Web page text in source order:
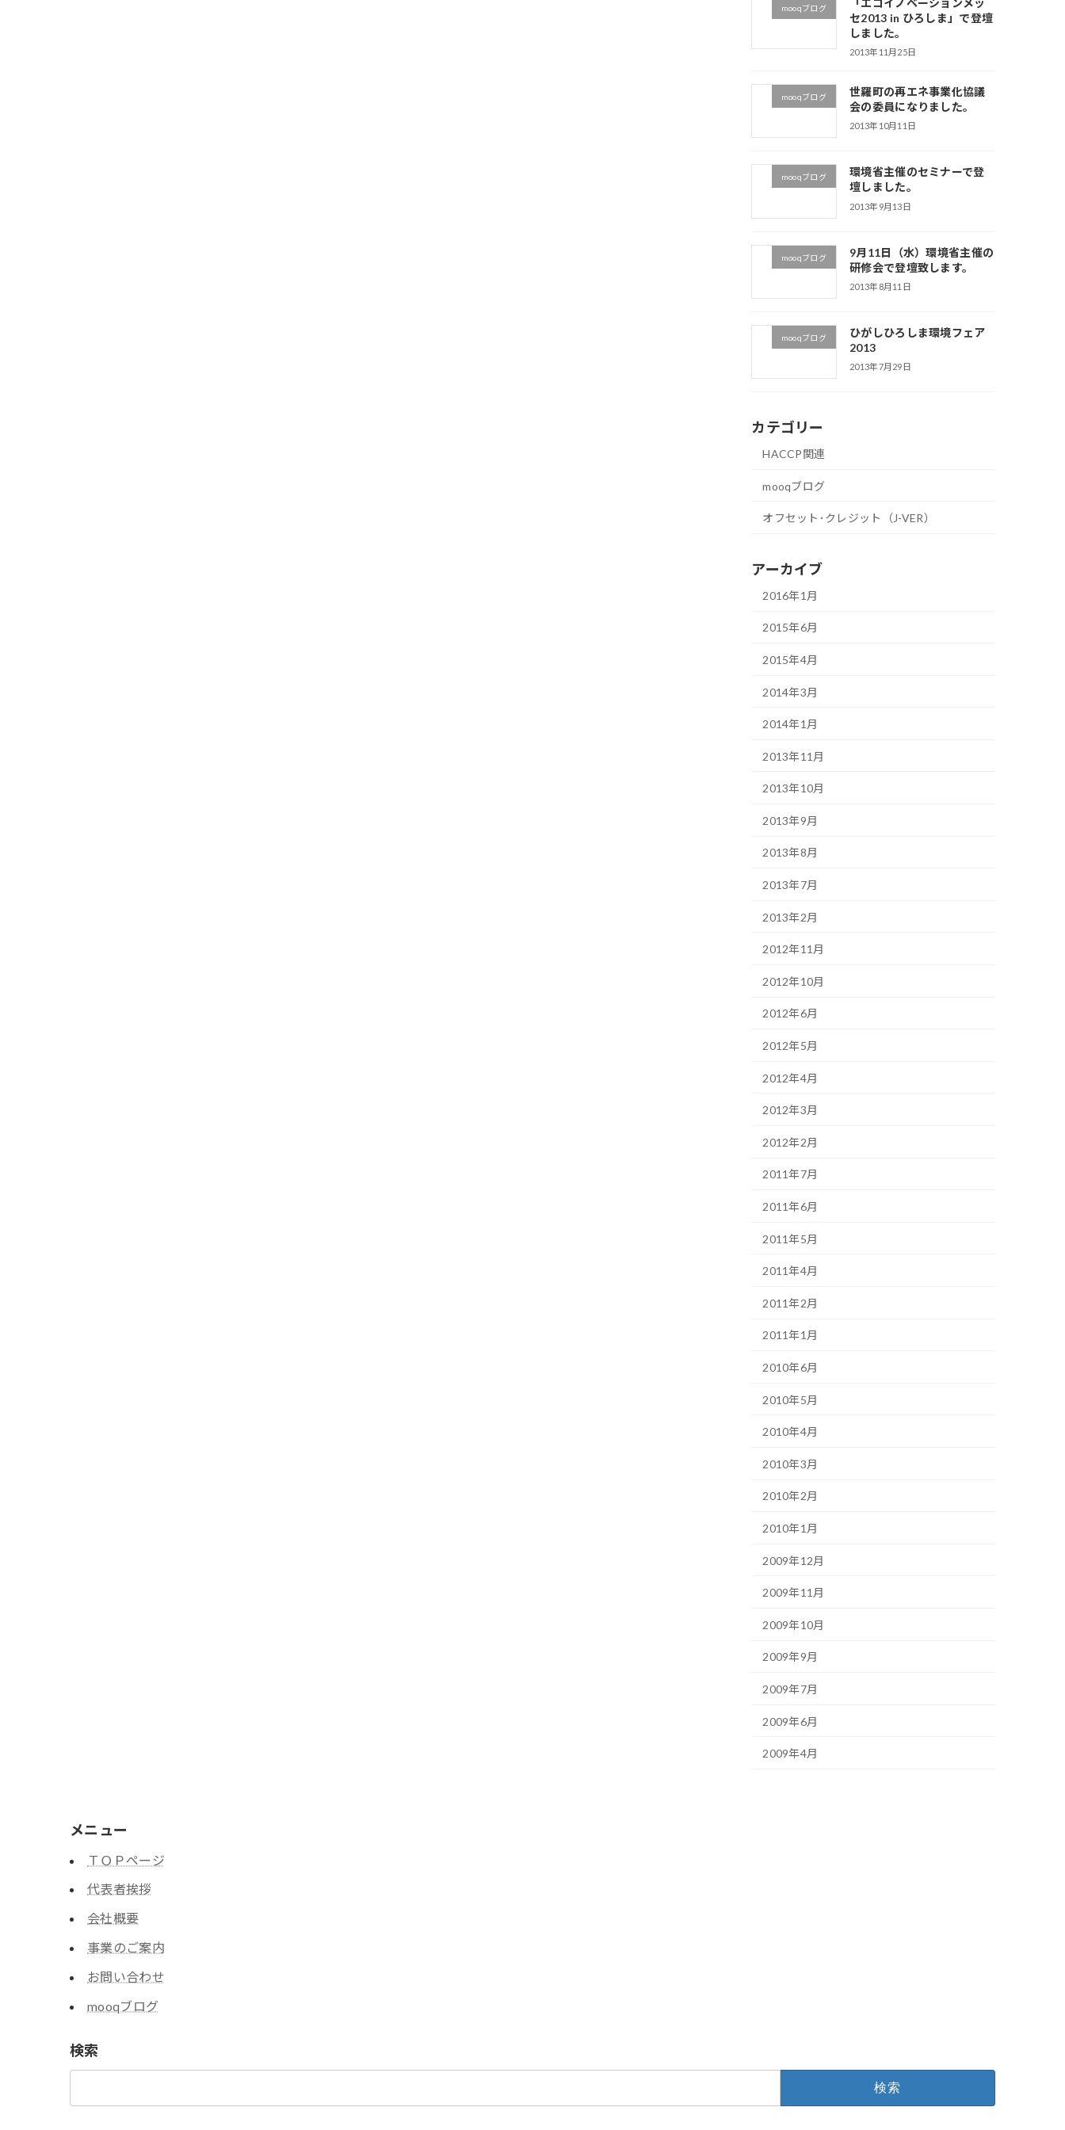
mooqブログ
セ2013 in ひろしま」で登壇
しました。
2013年11月25日
mooqブログ
世羅町の再エネ事業化協議
会の委員になりました。
2013年10月11日
mooqブログ
環境省主催のセミナーで登
壇しました。
2013年9月13日
mooqブログ
9月11日（水）環境省主催の
研修会で登壇致します。
2013年8月11日
mooqブログ
ひがしひろしま環境フェア
2013
2013年7月29日
カテゴリー
HACCP関連
mooqブログ
オフセット･クレジット（J-VER）
アーカイブ
2016年1月
2015年6月
2015年4月
2014年3月
2014年1月
2013年11月
2013年10月
2013年9月
2013年8月
2013年7月
2013年2月
2012年11月
2012年10月
2012年6月
2012年5月
2012年4月
2012年3月
2012年2月
2011年7月
2011年6月
2011年5月
2011年4月
2011年2月
2011年1月
2010年6月
2010年5月
2010年4月
2010年3月
2010年2月
2010年1月
2009年12月
2009年11月
2009年10月
2009年9月
2009年7月
2009年6月
2009年4月
メニュー
ＴＯＰページ
代表者挨拶
会社概要
事業のご案内
お問い合わせ
mooqブログ
検索